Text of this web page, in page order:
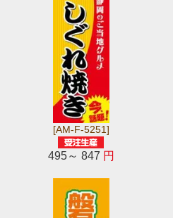
[AM-F-5251]
495～ 847 円